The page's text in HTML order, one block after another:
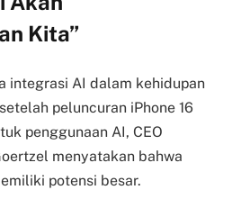
Kita”
integrasi AI dalam kehidupan
peluncuran iPhone 16
penggunaan AI, CEO
menyatakan bahwa
potensi besar.